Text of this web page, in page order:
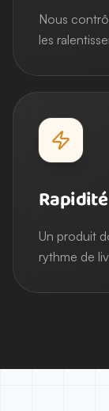
Nous
les
Rapidité
Un produit
rythme de